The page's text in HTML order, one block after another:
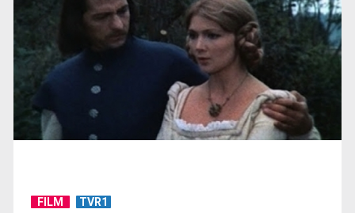
Rata şomajului a urcat la 6,4%
LUCIAN PÎRVOIU
Lucian Pîrvoiu este jurnalist al Ştirilor TVR ...
FILM TVR1